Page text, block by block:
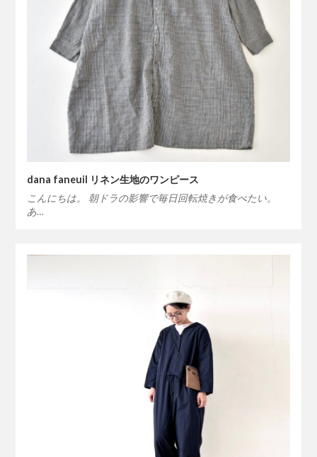
dana faneuil リネン生地のワンピース
こんにちは。 朝ドラの影響で毎日回転焼きが食べたい。
あ…